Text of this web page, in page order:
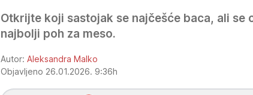
Otkrijte koji sastojak se najčešće baca, ali se
najbolji poh za meso.
Autor: Aleksandra Malko
Objavljeno 26.01.2026. 9:36h